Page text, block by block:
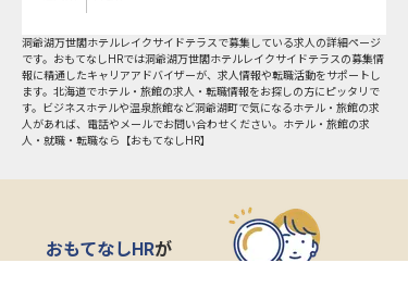
洞爺湖万世閣ホテルレイクサイドテラスで募集している求人の詳細ページ
です。おもてなしHRでは洞爺湖万世閣ホテルレイクサイドテラスの募集情
報に精通したキャリアアドバイザーが、求人情報や転職活動をサポートし
ます。北海道でホテル・旅館の求人・転職情報をお探しの方にピッタリで
す。ビジネスホテルや温泉旅館など洞爺湖町で気になるホテル・旅館の求
人があれば、電話やメールでお問い合わせください。ホテル・旅館の求
人・就職・転職なら【おもてなしHR】
おもてなしHRが